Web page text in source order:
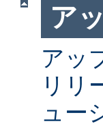
ア
アッ
リリ
ュー